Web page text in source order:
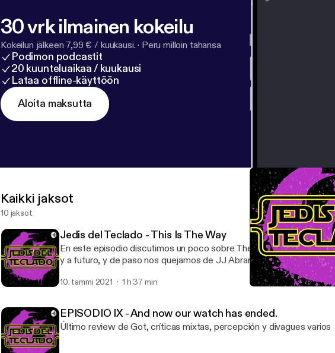
30 vrk ilmainen kokeilu
Kokeilun jälkeen 7,99 € / kuukausi. · Peru milloin tahansa
Podimon podcastit
20 kuunteluaikaa / kuukausi
Lataa offline-käyttöön
Aloita maksutta
Kaikki jaksot
10 jaksot
Jedis del Teclado - This Is The Way
En este episodio discutimos un poco sobre The Mandalorian, Star
y a futuro, y de paso nos quejamos de JJ Abrams. Llegá pue!
10. tammi 2021 1 h 37 min
EPISODIO IX - And now our watch has ended.
Último review de Got, críticas mixtas, percepción y divagues varios